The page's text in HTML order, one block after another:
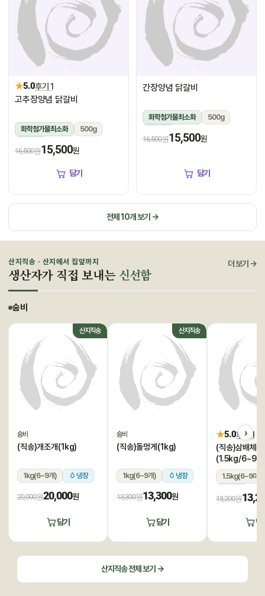
★5.0후기 1
고추장양념 닭갈비
화학첨가물최소화
500g
16,500원15,500원
담기
간장양념 닭갈비
화학첨가물최소화
500g
16,500원15,500원
담기
전체 10개 보기 →
산지직송 · 산지에서 집앞까지
생산자가 직접 보내는 신선함
더 보기 →
숨비
산지직송
숨비
(직송)개조개(1kg)
1kg(6~9개) 냉장
20,000원20,000원
담기
산지직송
숨비
(직송)돌멍게(1kg)
1kg(6~9개) 냉장
13,300원13,300원
담기
★5.0후기 1
(직송)삼배체굴
(1.5kg/6~9
1.5kg(6~9미)
13,200원
담
산지직송 전체 보기 →